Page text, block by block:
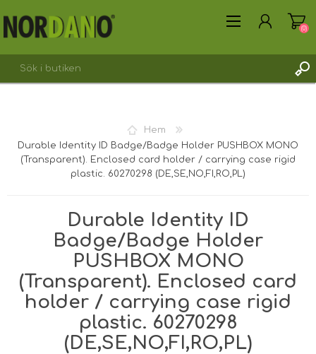
LOGGA IN
(0)
Hem
Durable Identity ID Badge/Badge Holder PUSHBOX MONO
(Transparent). Enclosed card holder / carrying case rigid
plastic. 60270298 (DE,SE,NO,FI,RO,PL)
Durable Identity ID
Badge/Badge Holder
PUSHBOX MONO
(Transparent). Enclosed card
holder / carrying case rigid
plastic. 60270298
(DE,SE,NO,FI,RO,PL)